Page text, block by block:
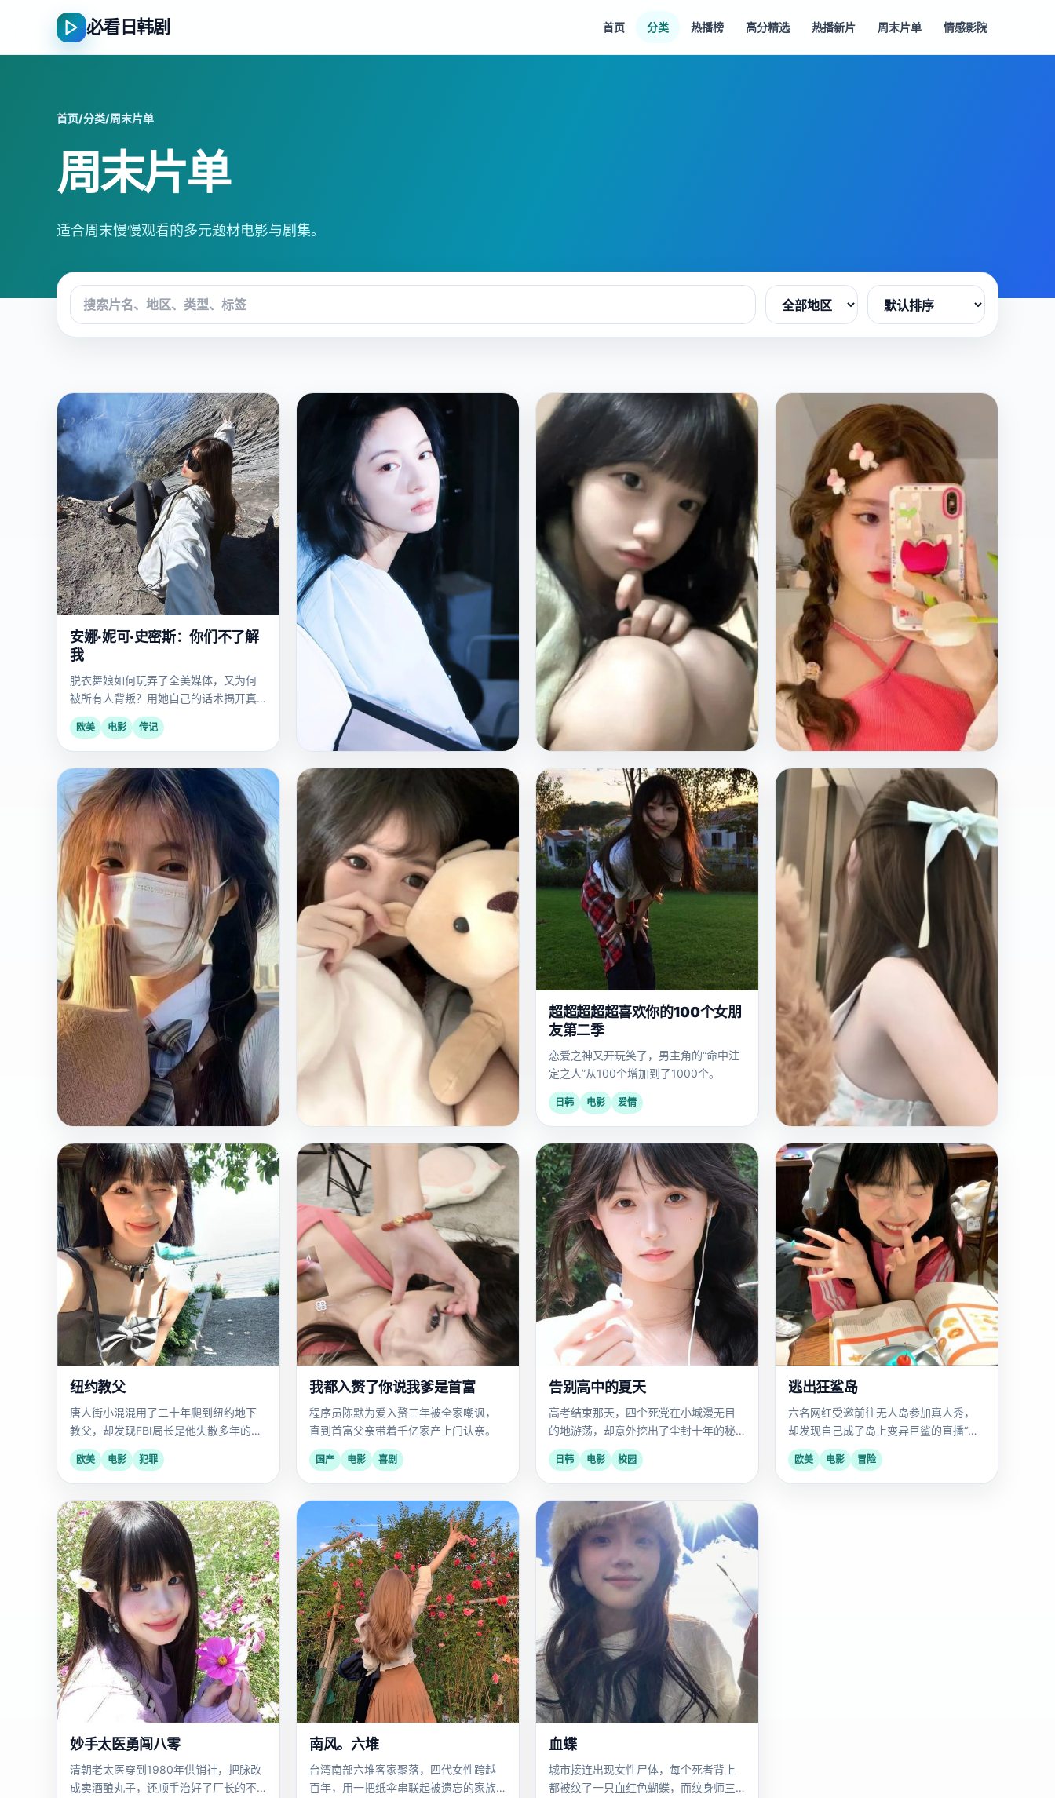
必看日韩剧 首页 分类 热播榜 高分精选 热播新片 周末片单 情感影院
首页/分类/周末片单
周末片单
适合周末慢慢观看的多元题材电影与剧集。
安娜·妮可·史密斯：你们不了解
我
脱衣舞娘如何玩弄了全美媒体，又为何
被所有人背叛？用她自己的话术揭开真
相。
欧美 电影 传记
诡怪疑云
村民集体见到已故村长的鬼魂在村里巡
逻，只有镇上的法医知道那是活人化妆
的。
国产 电影 恐怖
银平町影院蓝调
一家即将倒闭的老影院，一个失意的电
影导演，用放映机的光束留住整个街区
的记忆。
日韩 电影 剧情
坟墓万圣节
七个大学生在万圣节闯入一座古墓，却
发现里面关着的是活着的死人。
恐怖
2019
国
产
钱线对战
两个散户在股市里用“对敲”手法斗法，最
后发现操纵庄家竟是一个AI。
国产 电影 剧情
2013
洲
无花果之颜
姐姐惨死，妹妹整容成她的模样复仇，
却发现姐姐的死因藏在无花果树的秘密
里。
亚洲 电影 悬疑
2025
韩
超超超超超喜欢你的100个女朋
友第二季
恋爱之神又开玩笑了，男主角的“命中注
定之人”从100个增加到了1000个。
日韩 电影 爱情
2024
国
产
楼兰传说：幽灵军队
沙漠深处，一支两千年前的幽灵军队每
60年复活一次，今年轮到他们屠城了。
国产 奇幻
2017
欧
美
纽约教父
唐人街小混混用了二十年爬到纽约地下
教父，却发现FBI局长是他失散多年的亲
弟弟。
欧美 电影 犯罪
产
我都入赘了你说我爹是首富
程序员陈默为爱入赘三年被全家嘲讽，
直到首富父亲带着千亿家产上门认亲。
国产 电影 喜剧
2019
日
韩
告别高中的夏天
高考结束那天，四个死党在小城漫无目
的地游荡，却意外挖出了尘封十年的秘
密。
日韩 电影 校园
2017
欧
美
逃出狂鲨岛
六名网红受邀前往无人岛参加真人秀，
却发现自己成了岛上变异巨鲨的直播“食
物”。
欧美 电影
冒险
2025
国
产
妙手太医勇闯八零
清朝老太医穿到1980年供销社，把脉改
成卖酒酿丸子，还顺手治好了厂长的不
2017
亚
洲
南风。六堆
台湾南部六堆客家聚落，四代女性跨越
百年，用一把纸伞串联起被遗忘的家族
2024
亚
洲
血蝶
城市接连出现女性尸体，每个死者背上
都被纹了一只血红色蝴蝶，而纹身师三